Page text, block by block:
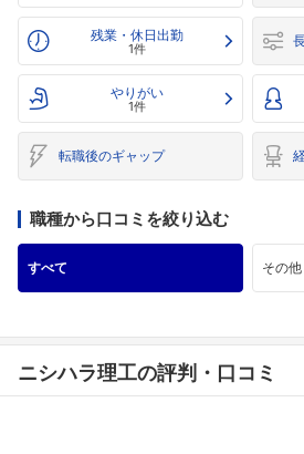
残業・休日出勤
1件
やりがい
1件
転職後のギャップ
職種から口コミを絞り込む
すべて その他
ニシハラ理工の評判・口コミ